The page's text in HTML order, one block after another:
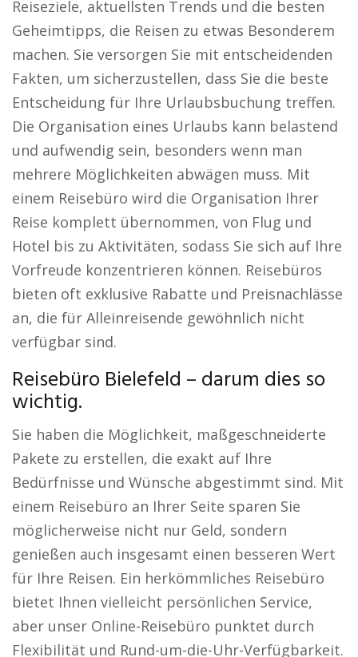
Reiseziele, aktuellsten Trends und die besten
Geheimtipps, die Reisen zu etwas Besonderem
machen. Sie versorgen Sie mit entscheidenden
Fakten, um sicherzustellen, dass Sie die beste
Entscheidung für Ihre Urlaubsbuchung treffen.
Die Organisation eines Urlaubs kann belastend
und aufwendig sein, besonders wenn man
mehrere Möglichkeiten abwägen muss. Mit
einem Reisebüro wird die Organisation Ihrer
Reise komplett übernommen, von Flug und
Hotel bis zu Aktivitäten, sodass Sie sich auf Ihre
Vorfreude konzentrieren können. Reisebüros
bieten oft exklusive Rabatte und Preisnachlässe
an, die für Alleinreisende gewöhnlich nicht
verfügbar sind.
Reisebüro Bielefeld – darum dies so
wichtig.
Sie haben die Möglichkeit, maßgeschneiderte
Pakete zu erstellen, die exakt auf Ihre
Bedürfnisse und Wünsche abgestimmt sind. Mit
einem Reisebüro an Ihrer Seite sparen Sie
möglicherweise nicht nur Geld, sondern
genießen auch insgesamt einen besseren Wert
für Ihre Reisen. Ein herkömmliches Reisebüro
bietet Ihnen vielleicht persönlichen Service,
aber unser Online-Reisebüro punktet durch
Flexibilität und Rund-um-die-Uhr-Verfügbarkeit.